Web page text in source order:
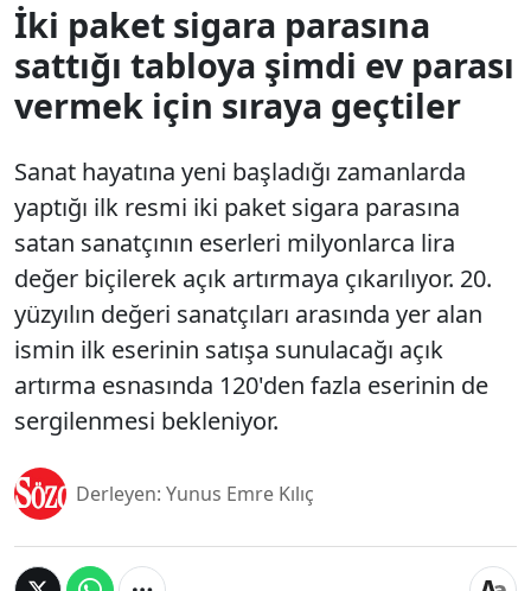
İki paket sigara parasına
sattığı tabloya şimdi ev parası
vermek için sıraya geçtiler
Sanat hayatına yeni başladığı zamanlarda
yaptığı ilk resmi iki paket sigara parasına
satan sanatçının eserleri milyonlarca lira
değer biçilerek açık artırmaya çıkarılıyor. 20.
yüzyılın değeri sanatçıları arasında yer alan
ismin ilk eserinin satışa sunulacağı açık
artırma esnasında 120'den fazla eserinin de
sergilenmesi bekleniyor.
Derleyen: Yunus Emre Kılıç